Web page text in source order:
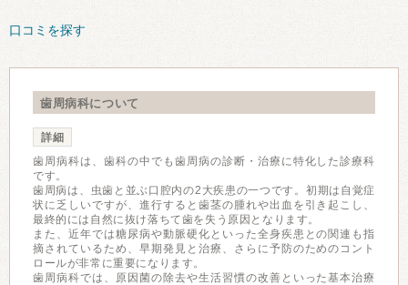
口コミを探す
歯周病科について
詳細
歯周病科は、歯科の中でも歯周病の診断・治療に特化した診療科
です。
歯周病は、虫歯と並ぶ口腔内の2大疾患の一つです。初期は自覚症
状に乏しいですが、進行すると歯茎の腫れや出血を引き起こし、
最終的には自然に抜け落ちて歯を失う原因となります。
また、近年では糖尿病や動脈硬化といった全身疾患との関連も指
摘されているため、早期発見と治療、さらに予防のためのコント
ロールが非常に重要になります。
歯周病科では、原因菌の除去や生活習慣の改善といった基本治療